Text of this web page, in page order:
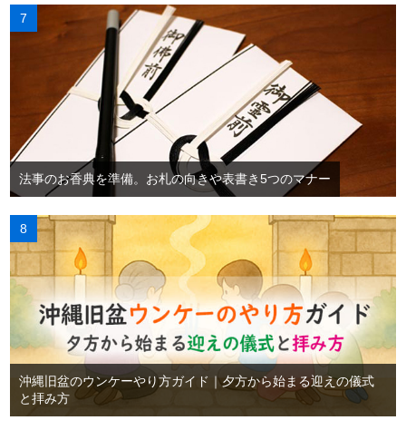
法事のお香典を準備。お札の向きや表書き5つのマナー
沖縄旧盆のウンケーやり方ガイド｜夕方から始まる迎えの儀式
と拝み方